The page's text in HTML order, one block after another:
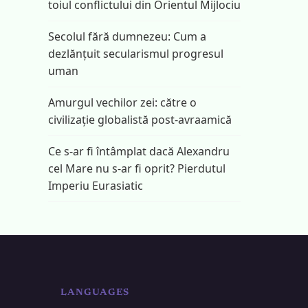
toiul conflictului din Orientul Mijlociu
Secolul fără dumnezeu: Cum a
dezlănțuit secularismul progresul
uman
Amurgul vechilor zei: către o
civilizație globalistă post-avraamică
Ce s-ar fi întâmplat dacă Alexandru
cel Mare nu s-ar fi oprit? Pierdutul
Imperiu Eurasiatic
LANGUAGES